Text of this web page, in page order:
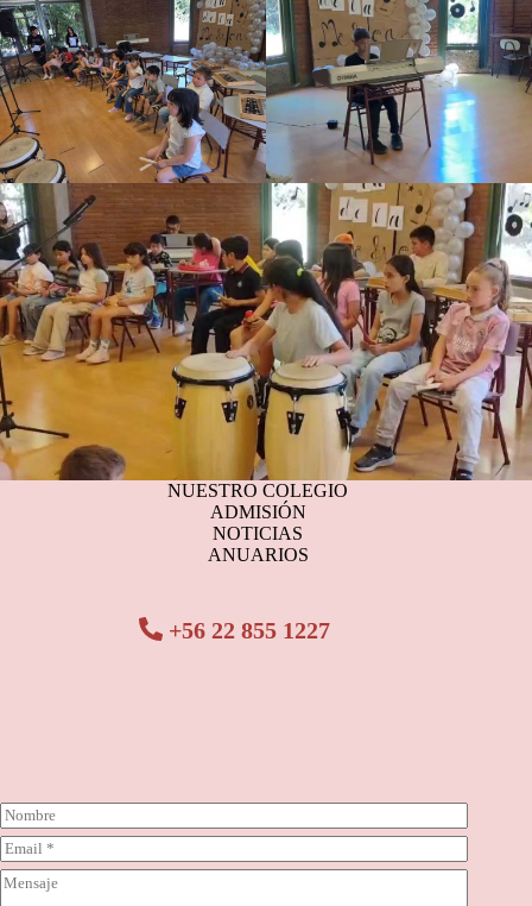
NUESTRO COLEGIO
ADMISIÓN
NOTICIAS
ANUARIOS
+56 22 855 1227
N
o
m
b
r
C
o
r
C